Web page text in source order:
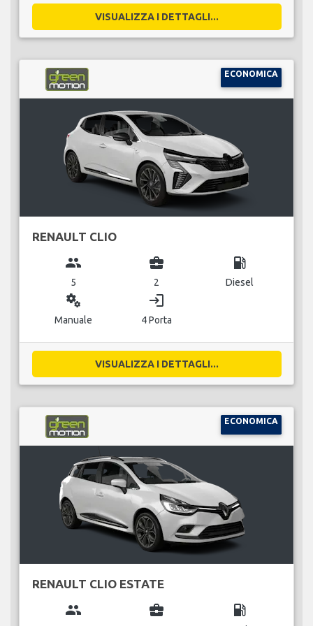
VISUALIZZA I DETTAGLI...
ECONOMICA
RENAULT CLIO
group
5
business_center
2
local_gas_station
Diesel
miscellaneous_services
Manuale
login
4 Porta
VISUALIZZA I DETTAGLI...
ECONOMICA
RENAULT CLIO ESTATE
group business_center local_gas_station